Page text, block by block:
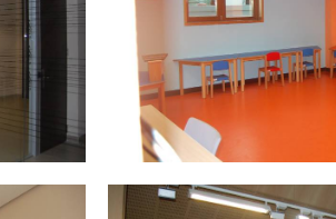
DSC_0055.jpg